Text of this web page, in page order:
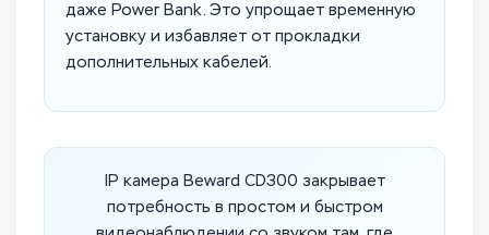
даже Power Bank. Это упрощает временную
установку и избавляет от прокладки
дополнительных кабелей.
IP камера Beward CD300 закрывает
потребность в простом и быстром